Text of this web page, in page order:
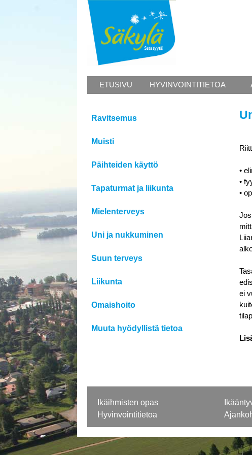
ETUSIVU HYVINVOINTITIETOA
Ravitsemus
Muisti
Päihteiden käyttö
Tapaturmat ja liikunta
Mielenterveys
Uni ja nukkuminen
Suun terveys
Liikunta
Omaishoito
Muuta hyödyllistä tietoa
•
•
•
ei
Ikäihmisten opas
Hyvinvointitietoa